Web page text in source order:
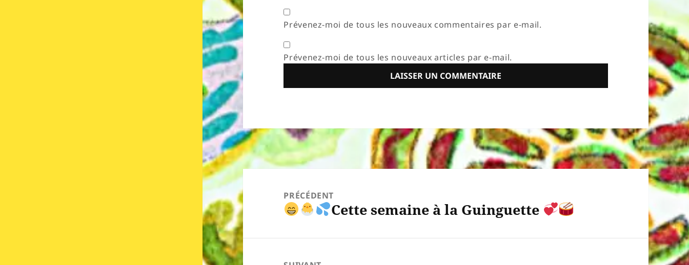
Prévenez-moi de tous les nouveaux commentaires par e-mail.
Prévenez-moi de tous les nouveaux articles par e-mail.
Navigation
de
l’article
PRÉCÉDENT
Article
Cette semaine à la Guinguette